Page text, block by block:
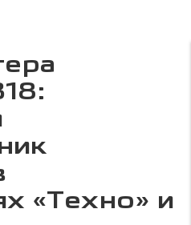
«Техно» и